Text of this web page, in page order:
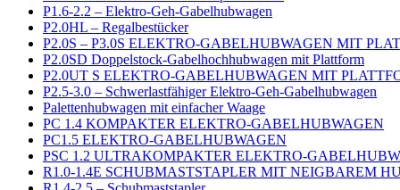
P1.6-2.2 – Elektro-Geh-Gabelhubwagen
P2.0HL – Regalbestücker
P2.0S – P3.0S ELEKTRO-GABELHUBWAGEN MIT
P2.0SD Doppelstock-Gabelhochhubwagen mit Plattform
P2.0UT S ELEKTRO-GABELHUBWAGEN MIT
P2.5-3.0 – Schwerlastfähiger Elektro-Geh-Gabelhubwagen
Palettenhubwagen mit einfacher Waage
PC 1.4 KOMPAKTER ELEKTRO-GABELHUBWAGEN
PC1.5 ELEKTRO-GABELHUBWAGEN
PSC 1.2 ULTRAKOMPAKTER ELEKTRO-
R1.0-1.4E SCHUBMASTSTAPLER MIT NEIGBAREM